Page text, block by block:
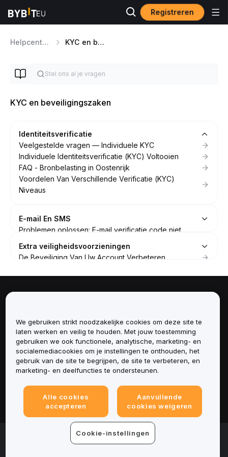
Registreren
Helpcentrum KYC en beveiligingszaken
KYC en beveiligingszaken
Identiteitsverificatie
Veelgestelde vragen — Individuele KYC
Individuele Identiteitsverificatie (KYC) Voltooien
FAQ - Bronbelasting in Oostenrijk
Voordelen Van Verschillende Verificatie (KYC)
Niveaus
E-mail En SMS
Problemen oplossen: E-mail verificatie code niet
ontvangen
Whitelist van officiële e-mailadressen voor
Extra veiligheidsvoorzieningen
De Beveiliging Van Uw Account Verbeteren
FAQ - EDD-verificatie (Enhanced Due Diligence)
Hoe Je Biometrische Verificatie Inschakelt Op Bybit
EU
Hoe je de beveiligde transactiegoedkeuring (Secure
Transaction Approval) gebruikt
Diensten
Ondersteuning
Producten
Juridisch
© 2025-2026 Bybit.eu. Alle rechten voorbehouden.
We gebruiken strikt noodzakelijke cookies om deze site te
laten werken en veilig te houden. Met jouw toestemming
gebruiken we ook functionele, analytische, marketing- en
socialemediacookies om je instellingen te onthouden, het
gebruik van de site te begrijpen, de site te verbeteren, en
marketing- en deelfuncties te ondersteunen.
Alle cookies
accepteren
Aanvullende
cookies weigeren
Cookie-instellingen